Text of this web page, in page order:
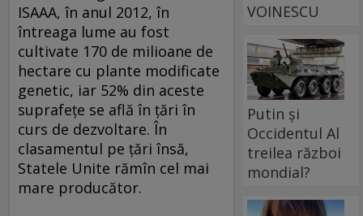
ISAAA, în anul 2012, în
întreaga lume au fost
cultivate 170 de milioane de
hectare cu plante modificate
genetic, iar 52% din aceste
suprafeţe se află în ţări în
curs de dezvoltare. În
clasamentul pe ţări însă,
Statele Unite rămîn cel mai
mare producător.
VOINESCU
Putin și
Occidentul Al
treilea război
mondial?